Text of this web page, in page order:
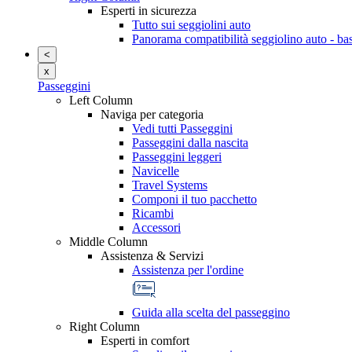
Esperti in sicurezza
Tutto sui seggiolini auto
Panorama compatibilità seggiolino auto -
<
x
Passeggini
Left Column
Naviga per categoria
Vedi tutti Passeggini
Passeggini dalla nascita
Passeggini leggeri
Navicelle
Travel Systems
Componi il tuo pacchetto
Ricambi
Accessori
Middle Column
Assistenza & Servizi
Assistenza per l'ordine
Guida alla scelta del passeggino
Right Column
Esperti in comfort